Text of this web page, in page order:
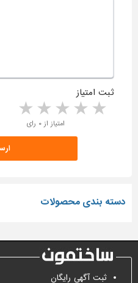
ثبت امتیاز
4 stars 3 stars 2 stars 1 star امتیاز از ۰ رای
دسته بندی محصولات
ثبت آگهی رایگان